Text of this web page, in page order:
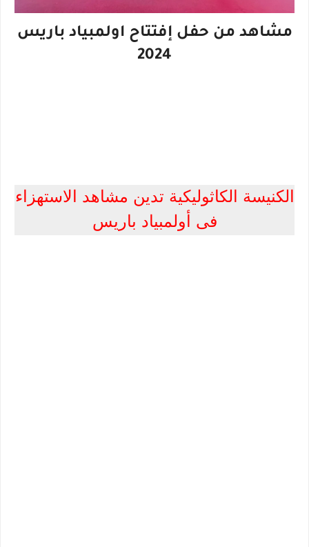
مشاهد من حفل إفتتاح اولمبياد باريس
2024
الكنيسة الكاثوليكية تدين مشاهد الاستهزاء
فى أولمبياد باريس